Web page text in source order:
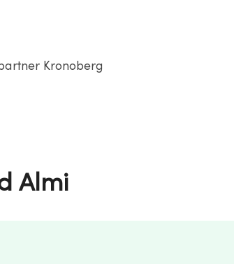
Kronoberg
Almi